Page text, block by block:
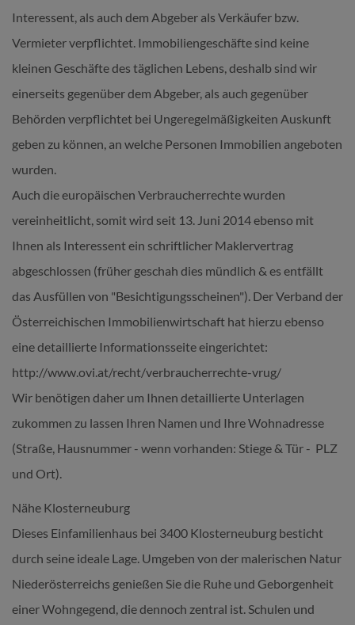
Interessent, als auch dem Abgeber als Verkäufer bzw.
Vermieter verpflichtet. Immobiliengeschäfte sind keine
kleinen Geschäfte des täglichen Lebens, deshalb sind wir
einerseits gegenüber dem Abgeber, als auch gegenüber
Behörden verpflichtet bei Ungeregelmäßigkeiten Auskunft
geben zu können, an welche Personen Immobilien angeboten
wurden.
Auch die europäischen Verbraucherrechte wurden
vereinheitlicht, somit wird seit 13. Juni 2014 ebenso mit
Ihnen als Interessent ein schriftlicher Maklervertrag
abgeschlossen (früher geschah dies mündlich & es entfällt
das Ausfüllen von "Besichtigungsscheinen"). Der Verband der
Österreichischen Immobilienwirtschaft hat hierzu ebenso
eine detaillierte Informationsseite eingerichtet:
http://www.ovi.at/recht/verbraucherrechte-vrug/
Wir benötigen daher um Ihnen detaillierte Unterlagen
zukommen zu lassen Ihren Namen und Ihre Wohnadresse
(Straße, Hausnummer - wenn vorhanden: Stiege & Tür - PLZ
und Ort).
Nähe Klosterneuburg
Dieses Einfamilienhaus bei 3400 Klosterneuburg besticht
durch seine ideale Lage. Umgeben von der malerischen Natur
Niederösterreichs genießen Sie die Ruhe und Geborgenheit
einer Wohngegend, die dennoch zentral ist. Schulen und